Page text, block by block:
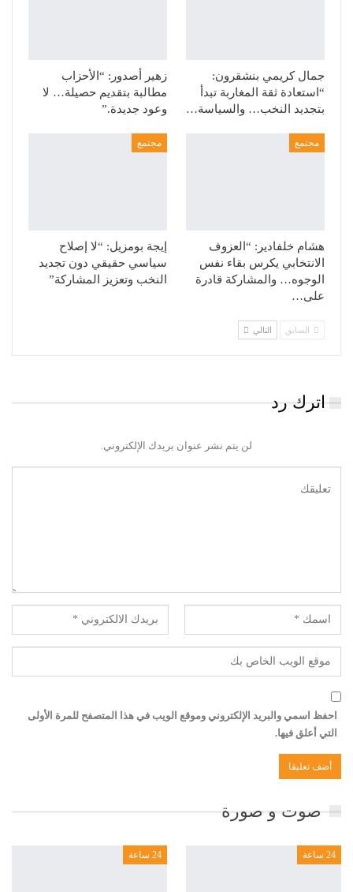
جمال كريمي بنشقرون:
“استعادة ثقة المغاربة تبدأ
بتجديد النخب… والسياسة…
زهير أصدور: “الأحزاب
مطالبة بتقديم حصيلة… لا
وعود جديدة.”
مجتمع
هشام خلفادير: “العزوف
الانتخابي يكرس بقاء نفس
الوجوه… والمشاركة قادرة
على…
مجتمع
إيجة بومزيل: “لا إصلاح
سياسي حقيقي دون تجديد
النخب وتعزيز المشاركة”
السابق التالي
اترك رد
لن يتم نشر عنوان بريدك الإلكتروني.
احفظ اسمي والبريد الإلكتروني وموقع الويب في هذا المتصفح للمرة الأولى
التي أعلق فيها.
صوت و صورة
24 ساعة 24 ساعة